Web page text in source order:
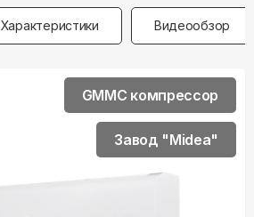
Характеристики Видеообзор
GMMC компрессор
Завод "Midea"